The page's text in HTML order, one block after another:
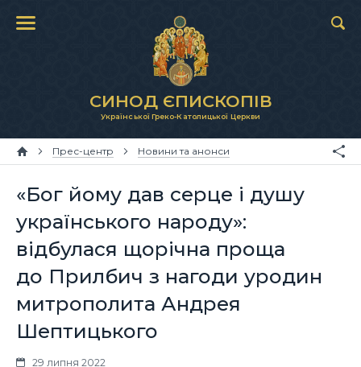
СИНОД ЄПИСКОПІВ
Української Греко-Католицької Церкви
Прес-центр Новини та анонси
«Бог йому дав серце і душу
українського народу»:
відбулася щорічна проща
до Прилбич з нагоди уродин
митрополита Андрея
Шептицького
29 липня 2022